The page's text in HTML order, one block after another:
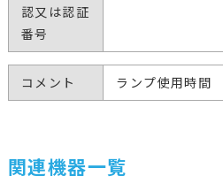
認又は認証
番号
コメント ランプ使用時間
関連機器一覧